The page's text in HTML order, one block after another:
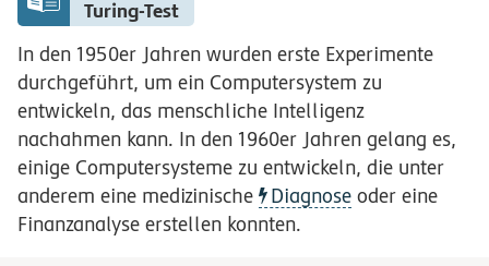
Turing-Test
In den 1950er Jahren wurden erste Experimente
durchgeführt, um ein Computersystem zu
entwickeln, das menschliche Intelligenz
nachahmen kann. In den 1960er Jahren gelang es,
einige Computersysteme zu entwickeln, die unter
anderem eine medizinische
Diagnose oder eine
Finanzanalyse erstellen konnten.